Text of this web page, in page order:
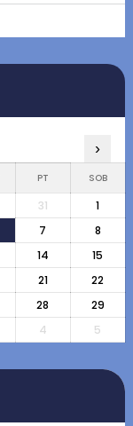
›
PT SOB
31
1
7
8
14
15
21
22
28
29
4 5